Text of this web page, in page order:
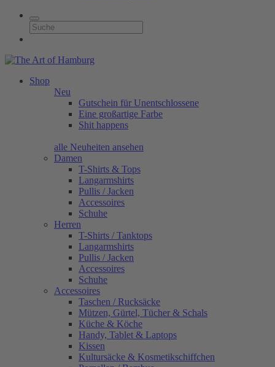
Shop
Neu
Gutschein für Unentschlossene
Eine großartige Farbe
Shit happens
alle Neuheiten ansehen
Damen
T-Shirts & Tops
Langarmshirts
Pullis / Jacken
Accessoires
Schuhe
Herren
T-Shirts / Tanktops
Langarmshirts
Pullis / Jacken
Accessoires
Schuhe
Accessoires
Taschen / Rucksäcke
Mützen, Gürtel, Tücher & Schals
Küche & Köche
Handy, Tablet & Laptops
Kissen
Kultursäcke & Kosmetikschiffchen